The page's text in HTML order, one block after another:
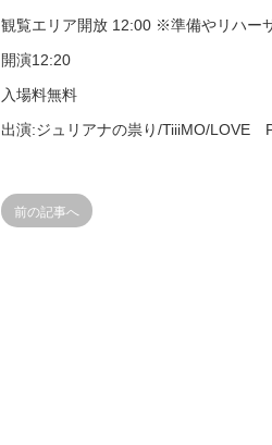
観覧エリア開放 12:00 ※準備やリハー
開演12:20
入場料無料
出演:ジュリアナの祟り/TiiiMO/LOVE
前の記事へ